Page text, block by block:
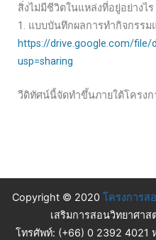
สิ่งไม่มีชีวิตในแหล่งที่อยู่อย่างไร
1. แบบบันทึกผลการทำกิจกรรม
https://drive.google.com/file/
usp=sharing
วีดิทัศน์นี้จัดทำขึ้นภายใต้โครงก
Copyright © 2020 โครงการส
เสริมการสอนวิทยาศา
โทรศัพท์: (+66) 0 2392 4021